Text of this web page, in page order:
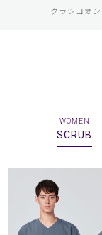
クラシコオ
WOMEN
SCRUB